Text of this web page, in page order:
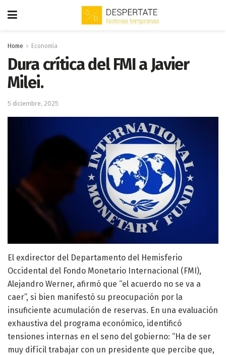
Home Economía
Dura crítica del FMI a Javier
Milei.
5 diciembre, 2025
El exdirector del Departamento del Hemisferio
Occidental del Fondo Monetario Internacional (FMI),
Alejandro Werner, afirmó que “el acuerdo no se va a
caer”, si bien manifestó su preocupación por la
insuficiente acumulación de reservas. En una evaluación
exhaustiva del programa económico, identificó
tensiones internas en el seno del gobierno: “Ha de ser
muy difícil trabajar con un presidente que percibe que,